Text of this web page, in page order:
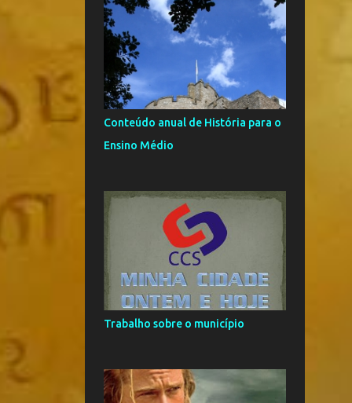
4
junho
maio
abril
8
2021
2020
março
fevereiro
outubro
Conteúdo anual de História para o
Ensino Médio
Trabalho sobre o município